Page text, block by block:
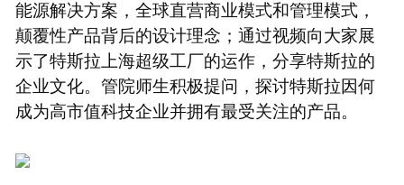
能源解决方案，全球直营商业模式和管理模式，
颠覆性产品背后的设计理念；通过视频向大家展
示了特斯拉上海超级工厂的运作，分享特斯拉的
企业文化。管院师生积极提问，探讨特斯拉因何
成为高市值科技企业并拥有最受关注的产品。